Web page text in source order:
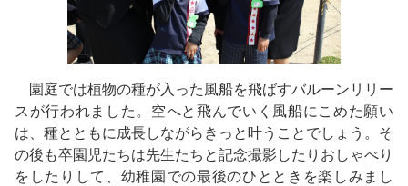
園庭では植物の種が入った風船を飛ばすバルーンリリー
スが行われました。空へと飛んでいく風船にこめた願い
は、種とともに成長しながらきっと叶うことでしょう。そ
の後も卒園児たちは先生たちと記念撮影したりおしゃべり
をしたりして、幼稚園での最後のひとときを楽しみまし